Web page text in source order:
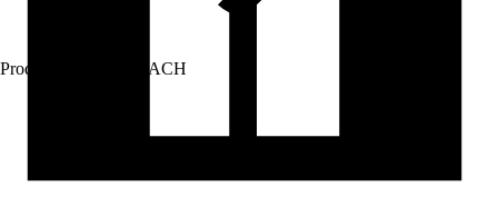
Prodej přes: HORNBACH